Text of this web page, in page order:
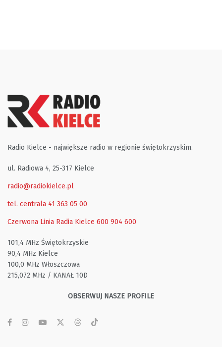
Radio Kielce - największe radio w regionie świętokrzyskim.
ul. Radiowa 4, 25-317 Kielce
radio@radiokielce.pl
tel. centrala 41 363 05 00
Czerwona Linia Radia Kielce 600 904 600
101,4 MHz Świętokrzyskie
90,4 MHz Kielce
100,0 MHz Włoszczowa
215,072 MHz / KANAŁ 10D
OBSERWUJ NASZE PROFILE